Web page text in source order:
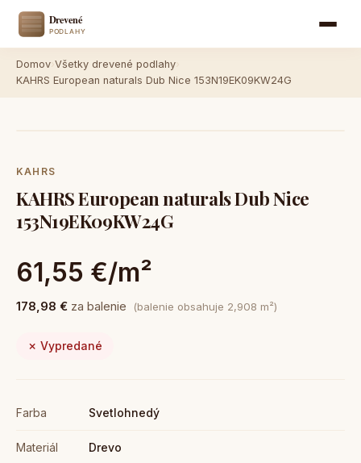
Domov Všetky drevené podlahy
KAHRS European naturals Dub Nice 153N19EK09KW24G
KAHRS
KAHRS European naturals Dub Nice
153N19EK09KW24G
61,55 €/m²
178,98 € za balenie (balenie obsahuje 2,908 m²)
✗ Vypredané
Farba Svetlohnedý
Materiál Drevo